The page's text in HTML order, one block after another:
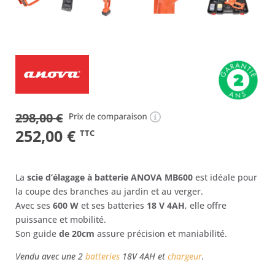
298,00€
Le
initial
était :
298,00 €.
252,00 €Le
actuel
est :
252,00 €.
TTC
La scie d’élagage à batterie ANOVA MB600 est idéale pour
la coupe des branches au jardin et au verger.
Avec ses 600 W et ses batteries 18 V 4AH, elle offre
puissance et mobilité.
Son guide de 20cm assure précision et maniabilité.
Vendu avec une 2 batteries 18V 4AH etchargeur.